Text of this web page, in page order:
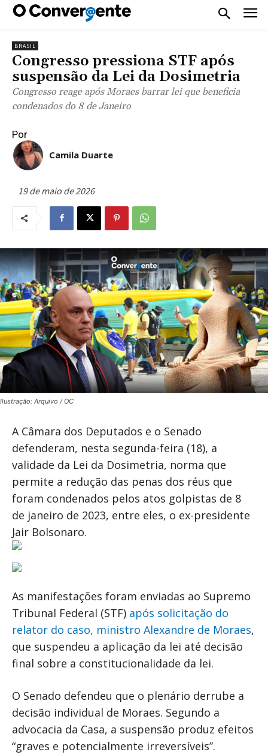
BRASIL
Congresso pressiona STF após
suspensão da Lei da Dosimetria
Congresso reage após Moraes barrar lei que beneficia
condenados do 8 de Janeiro
Por
Camila Duarte
19 de maio de 2026
Ilustração: Arquivo / OC
A Câmara dos Deputados e o Senado
defenderam, nesta segunda-feira (18), a
validade da Lei da Dosimetria, norma que
permite a redução das penas dos réus que
foram condenados pelos atos golpistas de 8
de janeiro de 2023, entre eles, o ex-presidente
Jair Bolsonaro.
As manifestações foram enviadas ao Supremo
Tribunal Federal (STF) após solicitação do
relator do caso, ministro Alexandre de Moraes,
que suspendeu a aplicação da lei até decisão
final sobre a constitucionalidade da lei.
O Senado defendeu que o plenário derrube a
decisão individual de Moraes. Segundo a
advocacia da Casa, a suspensão produz efeitos
“graves e potencialmente irreversíveis”.